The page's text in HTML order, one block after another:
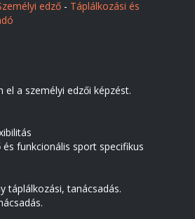
edző - Táplálkozási és
el a személyi edzői képzést.
funkcionális sport specifikus
táplálkozási, tanácsadás.